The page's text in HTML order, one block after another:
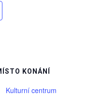
KONÁNÍ
Kulturní centrum